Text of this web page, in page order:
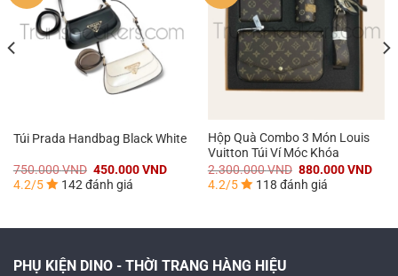
Túi Prada Handbag Black White
750.000VND Giá
gốc
là:
450.000VNDGiá
4.2/5 142 đánh giá
Hộp Quà Combo 3 Món Louis
Vuitton Túi Ví Móc Khóa
2.300.000VND Giá
gốc
là:
880.000VNDGiá
4.2/5 118 đánh giá
PHỤ KIỆN DINO - THỜI TRANG HÀNG HIỆU